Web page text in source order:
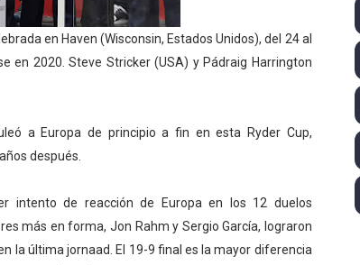
2026 - Las Utah Talons son bicampeonas de la AUSL
(Oklahoma City, Estados Unidos) - Miquel Travé
Tadej Pogacar entra en el selecto grupo de los
Norris consigue en Hungría su primera victoria
2026 (París, Francia) - Bronce para Jorge y Ana
6
en Haven (Wisconsin, Estados Unidos), del 24 al
en 2020. Steve Stricker (USA) y Pádraig Harrington
a Europa de principio a fin en esta Ryder Cup,
después.
intento de reacción de Europa en los 12 duelos
más en forma, Jon Rahm y Sergio García, lograron
la última jornaad. El 19-9 final es la mayor diferencia